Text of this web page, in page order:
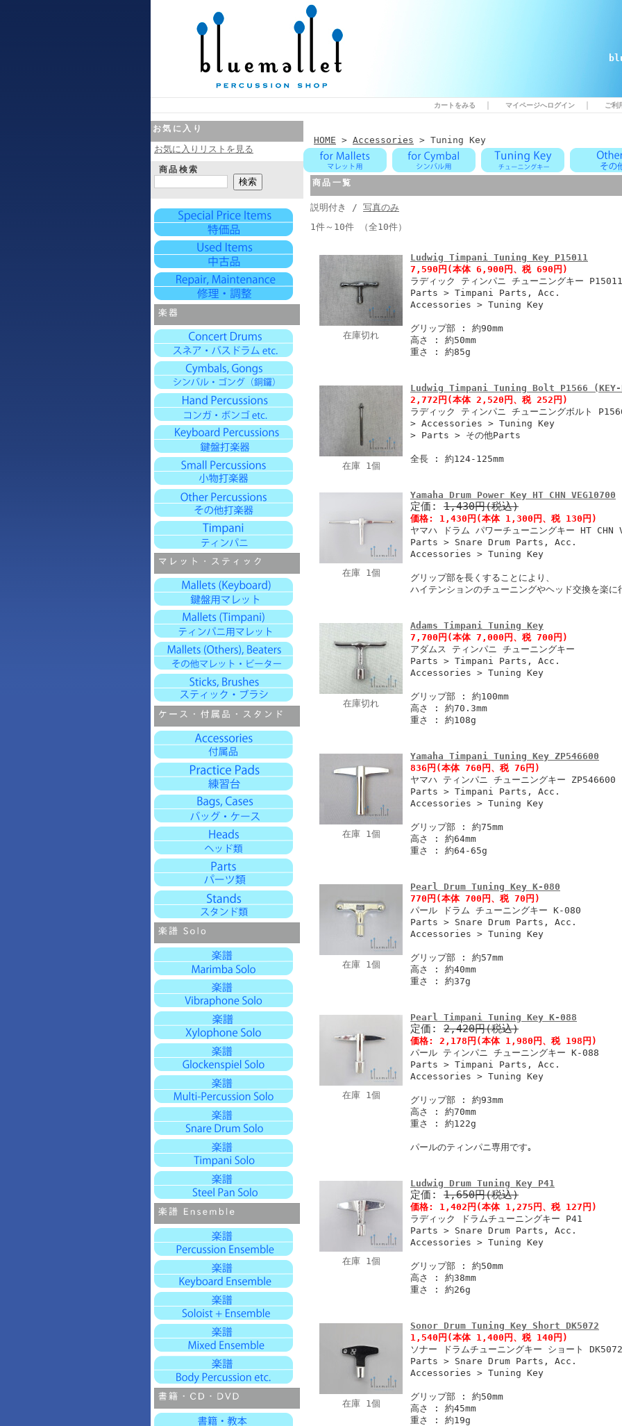
カートをみる マイページへログイン ご利
お気に入り
お気に入りリストを見る
商品検索
HOME > Accessories > Tuning Key
商品一覧
説明付き / 写真のみ
1件～10件 （全10件）
在庫切れ
Ludwig Timpani Tuning Key P15011
7,590円 (本体 6,900円、税 690円)
ラディック ティンパニ チューニングキー P15011
Parts > Timpani Parts, Acc.
Accessories > Tuning Key
グリップ部 : 約90mm
高さ : 約50mm
重さ : 約85g
在庫 1個
Ludwig Timpani Tuning Bolt P1566 (KEY-
2,772円 (本体 2,520円、税 252円)
ラディック ティンパニ チューニングボルト
> Accessories > Tuning Key
> Parts > その他Parts
全長 : 約124-125mm
在庫 1個
Yamaha Drum Power Key HT CHN VEG10700
定価: 1,430円(税込)
価格: 1,430円 (本体 1,300円、税 130円)
ヤマハ ドラム パワーチューニングキー HT CHN
Parts > Snare Drum Parts, Acc.
Accessories > Tuning Key
グリップ部を長くすることにより、
ハイテンションのチューニングやヘッド交換を楽に
在庫切れ
Adams Timpani Tuning Key
7,700円 (本体 7,000円、税 700円)
アダムス ティンパニ チューニングキー
Parts > Timpani Parts, Acc.
Accessories > Tuning Key
グリップ部 : 約100mm
高さ : 約70.3mm
重さ : 約108g
在庫 1個
Yamaha Timpani Tuning Key ZP546600
836円 (本体 760円、税 76円)
ヤマハ ティンパニ チューニングキー ZP546600
Parts > Timpani Parts, Acc.
Accessories > Tuning Key
グリップ部 : 約75mm
高さ : 約64mm
重さ : 約64-65g
在庫 1個
Pearl Drum Tuning Key K-080
770円 (本体 700円、税 70円)
パール ドラム チューニングキー K-080
Parts > Snare Drum Parts, Acc.
Accessories > Tuning Key
グリップ部 : 約57mm
高さ : 約40mm
重さ : 約37g
在庫 1個
Pearl Timpani Tuning Key K-088
定価: 2,420円(税込)
価格: 2,178円 (本体 1,980円、税 198円)
パール ティンパニ チューニングキー K-088
Parts > Timpani Parts, Acc.
Accessories > Tuning Key
グリップ部 : 約93mm
高さ : 約70mm
重さ : 約122g
パールのティンパニ専用です｡
在庫 1個
Ludwig Drum Tuning Key P41
定価: 1,650円(税込)
価格: 1,402円 (本体 1,275円、税 127円)
ラディック ドラムチューニングキー P41
Parts > Snare Drum Parts, Acc.
Accessories > Tuning Key
グリップ部 : 約50mm
高さ : 約38mm
重さ : 約26g
在庫 1個
Sonor Drum Tuning Key Short DK5072
1,540円 (本体 1,400円、税 140円)
ソナー ドラムチューニングキー ショート DK5072
Parts > Snare Drum Parts, Acc.
Accessories > Tuning Key
グリップ部 : 約50mm
高さ : 約45mm
重さ : 約19g